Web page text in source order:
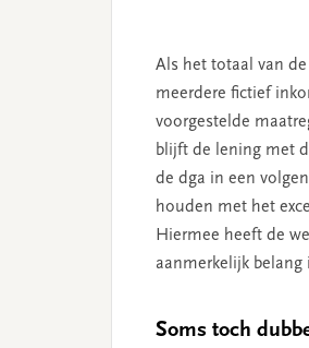
Als het totaal van
meerdere fictief
voorgestelde
blijft de lening met
de dga in een
houden met het
Hiermee heeft de
aanmerkelijk
Soms toch